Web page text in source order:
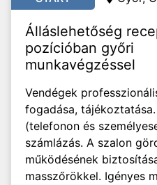
Álláslehetőség
pozícióban győri
munkavégzéssel
Vendégek
fogadása,
(telefonon és
számlázás. A szalon
működésének
masszőrökkel. Igényes